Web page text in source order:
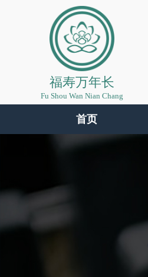
福寿万年长
Fu Shou Wan Nian Chang
首页